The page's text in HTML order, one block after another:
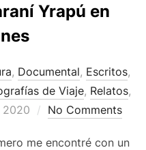
Yrapú en
, Documental, Escritos,
de Viaje, Relatos,
2020 No Comments
me encontré con un